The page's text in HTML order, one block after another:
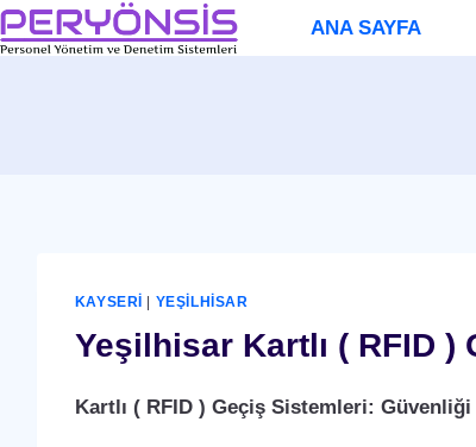
Skip
to
ANA SAYFA
KAYSERI YEŞILHISAR
Yeşilhisar Kartlı ( RFID )
Kartlı ( RFID ) Geçiş Sistemleri: